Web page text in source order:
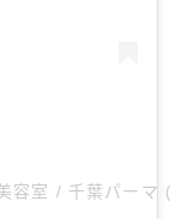
室 / 千葉パーマ